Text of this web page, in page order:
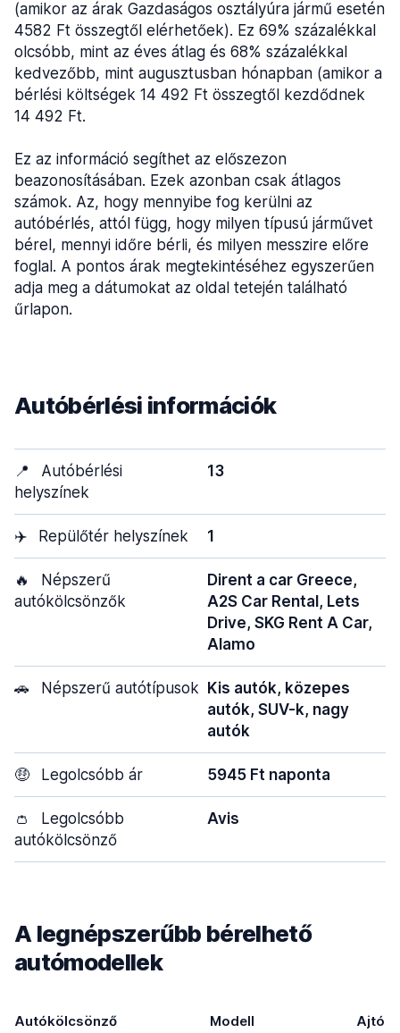
(amikor az árak Gazdaságos osztályúra jármű esetén
4582 Ft összegtől elérhetőek). Ez 69% százalékkal
olcsóbb, mint az éves átlag és 68% százalékkal
kedvezőbb, mint augusztusban hónapban (amikor a
bérlési költségek 14 492 Ft összegtől kezdődnek
14 492 Ft.
Ez az információ segíthet az előszezon
beazonosításában. Ezek azonban csak átlagos
számok. Az, hogy mennyibe fog kerülni az
autóbérlés, attól függ, hogy milyen típusú járművet
bérel, mennyi időre bérli, és milyen messzire előre
foglal. A pontos árak megtekintéséhez egyszerűen
adja meg a dátumokat az oldal tetején található
űrlapon.
Autóbérlési információk
📍
Autóbérlési
helyszínek
13
✈️ Repülőtér helyszínek 1
🔥
Népszerű
autókölcsönzők
Dirent a car Greece,
A2S Car Rental, Lets
Drive, SKG Rent A Car,
Alamo
🚗 Népszerű autótípusok
Kis autók, közepes
autók, SUV-k, nagy
autók
🤑 Legolcsóbb ár 5945 Ft naponta
👛
Legolcsóbb
autókölcsönző
Avis
A legnépszerűbb bérelhető
autómodellek
Autókölcsönző Modell Ajtók